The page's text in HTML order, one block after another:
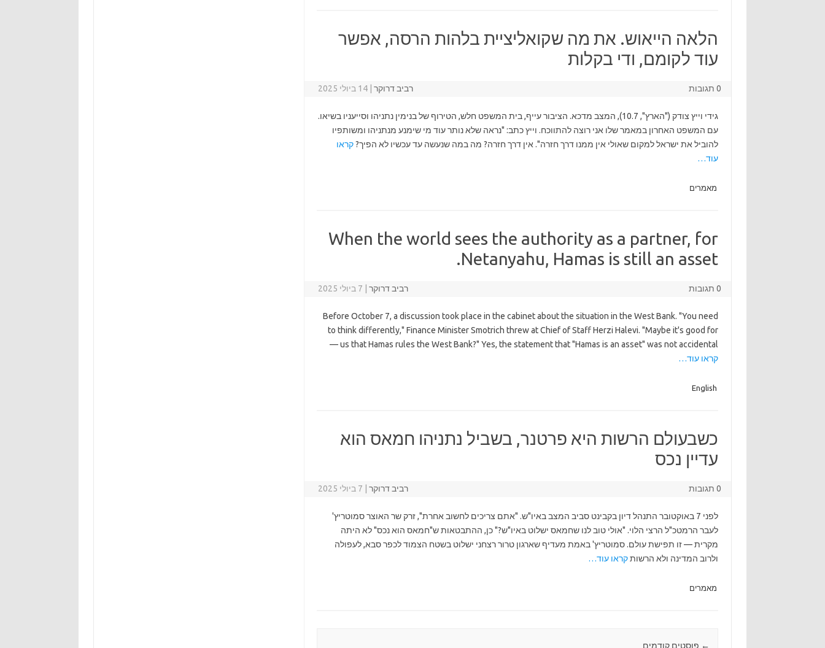
הלאה הייאוש. את מה שקואליציית בלהות הרסה, אפשר
עוד לקומם, ודי בקלות
רביב דרוקר 14 ביולי 2025 0 תגובות
גידי וייץ צודק ("הארץ", 10.7), המצב מדכא. הציבור עייף, בית המשפט חלש, הטירוף של בנימין נתניהו וסייעניו בשיאו.
עם המשפט האחרון במאמר שלו אני רוצה להתווכח. וייץ כתב: "נראה שלא נותר עוד מי שימנע מנתניהו ומשותפיו
להוביל את ישראל למקום שאולי אין ממנו דרך חזרה". אין דרך חזרה? מה במה שנעשה עד עכשיו לא הפיך?קראו
עוד…
מאמרים
When the world sees the authority as a partner, for
Netanyahu, Hamas is still an asset.
רביב דרוקר 7 ביולי 2025 0 תגובות
Before October 7, a discussion took place in the cabinet about the situation in the West Bank. "You need
to think differently," Finance Minister Smotrich threw at Chief of Staff Herzi Halevi. "Maybe it's good for
us that Hamas rules the West Bank?" Yes, the statement that "Hamas is an asset" was not accidental —
קראו עוד…
English
כשבעולם הרשות היא פרטנר, בשביל נתניהו חמאס הוא
עדיין נכס
רביב דרוקר 7 ביולי 2025 0 תגובות
לפני 7 באוקטובר התנהל דיון בקבינט סביב המצב באיו"ש. "אתם צריכים לחשוב אחרת", זרק שר האוצר סמוטריץ'
לעבר הרמטכ"ל הרצי הלוי. "אולי טוב לנו שחמאס ישלוט באיו"ש?" כן, ההתבטאות ש"חמאס הוא נכס" לא היתה
מקרית — זו תפישת עולם. סמוטריץ' באמת מעדיף שארגון טרור רצחני ישלוט בשטח הצמוד לכפר סבא, לעפולה
ולרוב המדינה ולא הרשותקראו עוד…
מאמרים
Post navigation
← פוסטים קודמים